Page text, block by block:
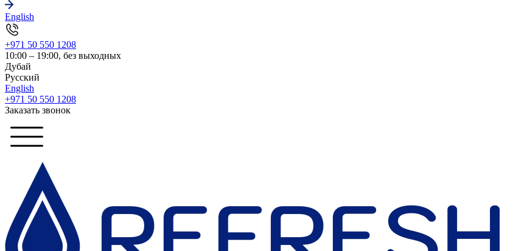
English
+971 50 550 1208
10:00 – 19:00, без выходных
Дубай
Русский
English
+971 50 550 1208
Заказать звонок